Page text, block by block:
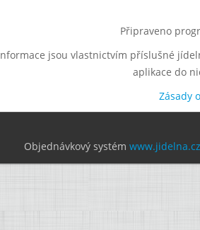
Připraveno
jsou vlastnictvím příslušné
aplikace do
Zásady
Objednávkový systém www.jidelna.cz